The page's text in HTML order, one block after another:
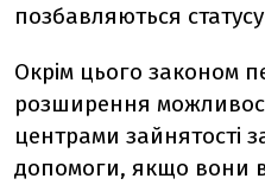
позбавляються
Окрім цього законом
розширення
центрами зайнятості
допомоги, якщо вони